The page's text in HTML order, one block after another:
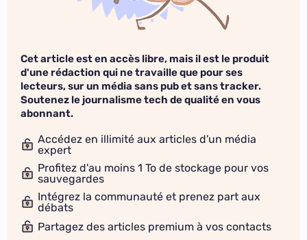
Cet article est en accès libre, mais il est le produit
d'une rédaction qui ne travaille que pour ses
lecteurs, sur un média sans pub et sans tracker.
Soutenez le journalisme tech de qualité en vous
abonnant.
Accédez en illimité aux articles d'un média
expert
Profitez d'au moins 1 To de stockage pour vos
sauvegardes
Intégrez la communauté et prenez part aux
débats
Partagez des articles premium à vos contacts